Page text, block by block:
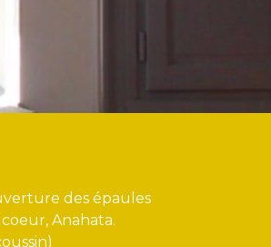
des épaules
Anahata.